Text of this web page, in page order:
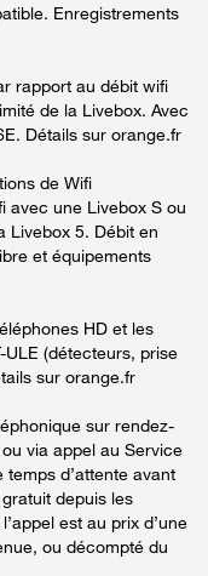
Enregistrements
rapport au débit wifi
de la Livebox. Avec
Détails sur orange.fr
de Wifi
avec une Livebox S ou
Livebox 5. Débit en
et équipements
HD et les
(détecteurs, prise
sur orange.fr
sur rendez-
via appel au Service
d’attente avant
depuis les
est au prix d’une
ou décompté du